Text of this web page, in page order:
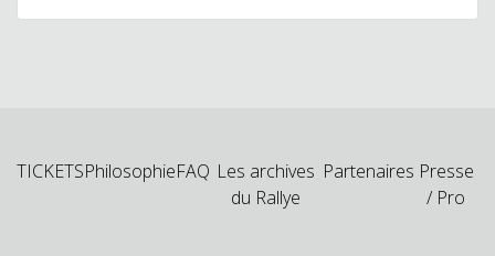
TICKETSPhilosophieFAQ Les archives
du Rallye
Partenaires Presse
/ Pro